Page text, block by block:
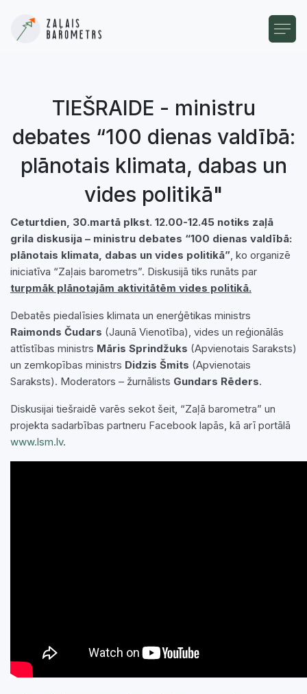
TIEŠRAIDE - ministru
debates “100 dienas valdībā:
plānotais klimata, dabas un
vides politikā"
Ceturtdien, 30.martā plkst. 12.00-12.45 notiks zaļā
grila diskusija – ministru debates “100 dienas valdībā:
plānotais klimata, dabas un vides politikā”, ko organizē
iniciatīva “Zaļais barometrs”. Diskusijā tiks runāts par
turpmāk plānotajām aktivitātēm vides politikā.
Debatēs piedalīsies klimata un enerģētikas ministrs
Raimonds Čudars (Jaunā Vienotība), vides un reģionālās
attīstības ministrs Māris Sprindžuks (Apvienotais Saraksts)
un zemkopības ministrs Didzis Šmits (Apvienotais
Saraksts). Moderators – žurnālists Gundars Rēders.
Diskusijai tiešraidē varēs sekot šeit, “Zaļā barometra” un
projekta sadarbības partneru Facebook lapās, kā arī portālā
www.lsm.lv.